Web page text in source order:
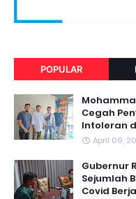
POPULAR
Cegah
Intoleran
April 09,
Gubernur
Sejumlah
Covid